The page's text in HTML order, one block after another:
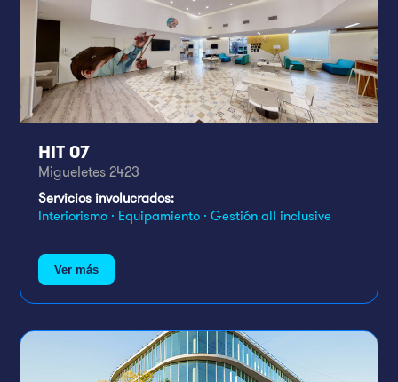
HIT 07
Migueletes 2423
Servicios involucrados:
Interiorismo · Equipamiento · Gestión all inclusive
Ver más